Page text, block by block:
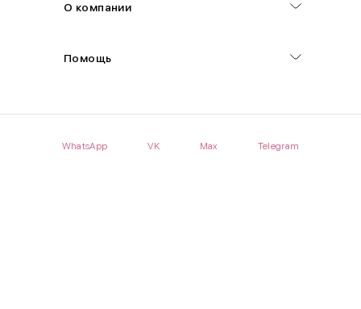
О компании
Помощь
WhatsApp VK Max Telegram